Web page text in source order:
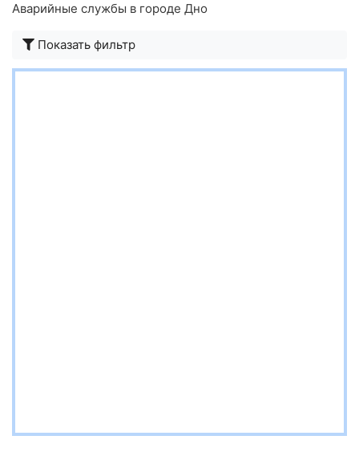
Аварийные службы в городе Дно
Показать фильтр